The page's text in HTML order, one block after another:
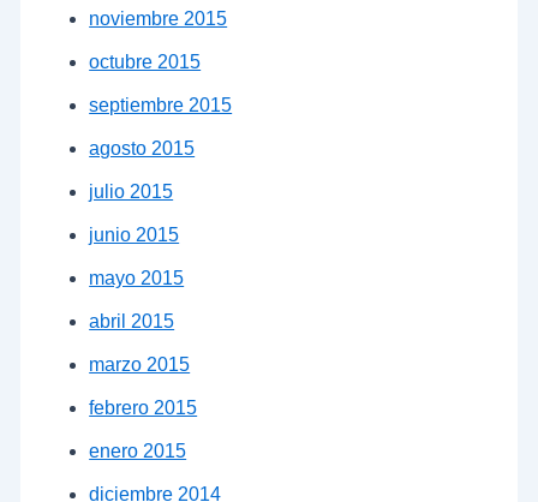
noviembre 2015
octubre 2015
septiembre 2015
agosto 2015
julio 2015
junio 2015
mayo 2015
abril 2015
marzo 2015
febrero 2015
enero 2015
diciembre 2014